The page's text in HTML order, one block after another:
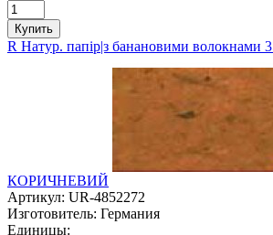
Купить
R Натур. папір|з банановими волокнами
КОРИЧНЕВИЙ
Артикул: UR-4852272
Изготовитель: Германия
Единицы: